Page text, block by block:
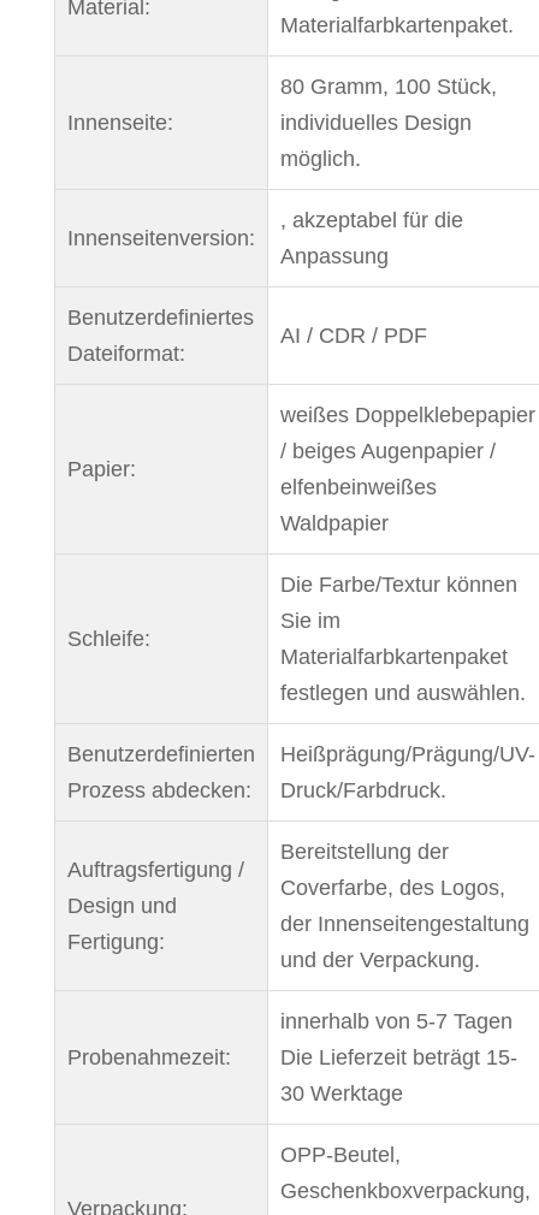
Material:
Materialfarbkartenpaket.
Innenseite:
80 Gramm, 100 Stück,
individuelles Design
möglich.
Innenseitenversion:
, akzeptabel für die
Anpassung
Benutzerdefiniertes
Dateiformat:
AI / CDR / PDF
Papier:
weißes Doppelklebepapier
/ beiges Augenpapier /
elfenbeinweißes
Waldpapier
Schleife:
Die Farbe/Textur können
Sie im
Materialfarbkartenpaket
festlegen und auswählen.
Benutzerdefinierten
Prozess abdecken:
Heißprägung/Prägung/UV-
Druck/Farbdruck.
Auftragsfertigung /
Design und
Fertigung:
Bereitstellung der
Coverfarbe, des Logos,
der Innenseitengestaltung
und der Verpackung.
Probenahmezeit:
innerhalb von 5-7 Tagen
Die Lieferzeit beträgt 15-
30 Werktage
Verpackung:
OPP-Beutel,
Geschenkboxverpackung,